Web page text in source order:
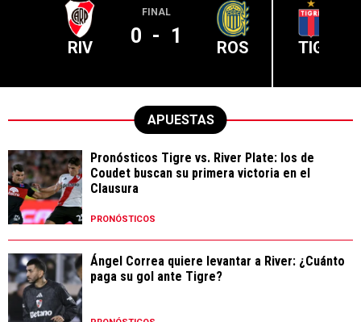
RIV
FINAL
0 - 1 ROS TIG
APUESTAS
Pronósticos Tigre vs. River Plate: los de
Coudet buscan su primera victoria en el
Clausura
PRONÓSTICOS
Ángel Correa quiere levantar a River: ¿Cuánto
paga su gol ante Tigre?